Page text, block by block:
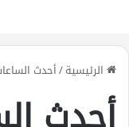
الرئيسية/أحدث